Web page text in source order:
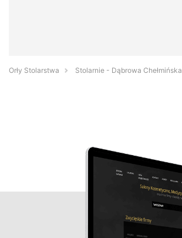
Orły Stolarstwa Stolarnie - Dąbrowa Chełmińska